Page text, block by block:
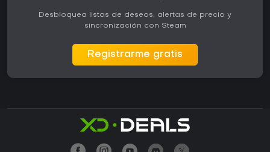
Desbloquea listas de deseos, alertas de precio y
sincronización con Steam
Registrarme gratis